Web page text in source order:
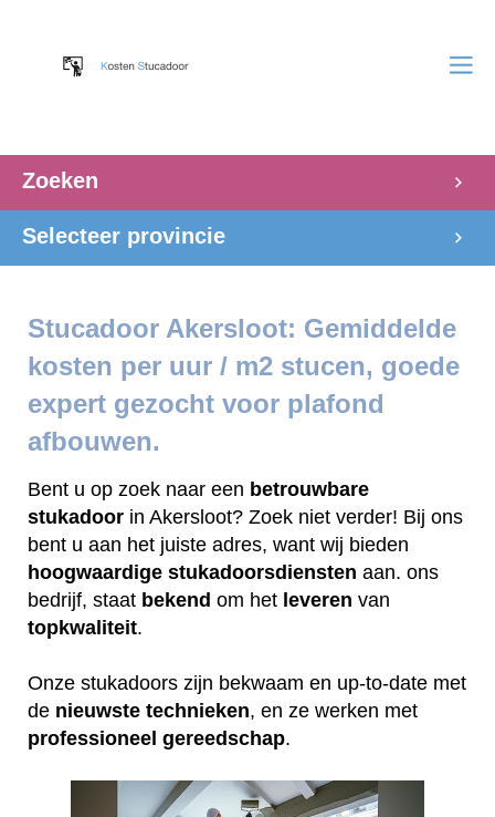
Zoeken
Selecteer provincie
Stucadoor Akersloot: Gemiddelde
kosten per uur / m2 stucen, goede
expert gezocht voor plafond
afbouwen.
Bent u op zoek naar een betrouwbare
stukadoor in Akersloot? Zoek niet verder! Bij ons
bent u aan het juiste adres, want wij bieden
hoogwaardige stukadoorsdiensten aan. ons
bedrijf, staat bekend om het leveren van
topkwaliteit.
Onze stukadoors zijn bekwaam en up-to-date met
de nieuwste technieken, en ze werken met
professioneel gereedschap.